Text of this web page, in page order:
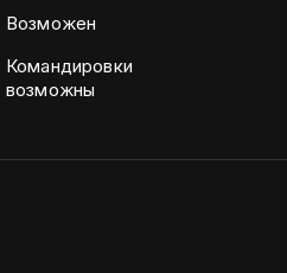
Возможен
Командировки
возможны